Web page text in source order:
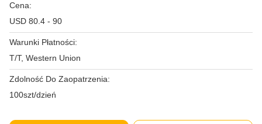
Cena:
USD 80.4 - 90
Warunki Płatności:
T/T, Western Union
Zdolność Do Zaopatrzenia:
100szt/dzień